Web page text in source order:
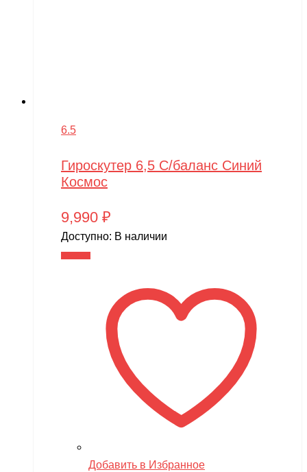
6.5
Гироскутер 6,5 С/баланс Синий
Космос
9,990 ₽
Доступно: В наличии
Добавить в Избранное